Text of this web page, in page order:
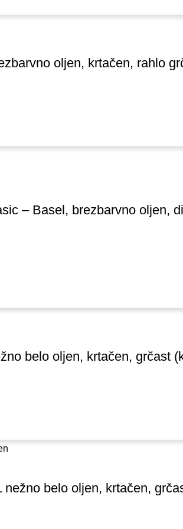
oljen, krtačen, rahlo
– Basel, brezbarvno oljen,
belo oljen, krtačen, grčast
belo oljen, krtačen,